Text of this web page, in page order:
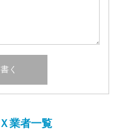
業者一覧